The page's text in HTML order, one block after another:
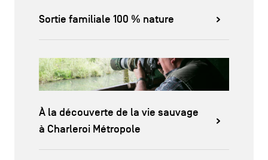
Sortie familiale 100 % nature
À la découverte de la vie sauvage
à Charleroi Métropole